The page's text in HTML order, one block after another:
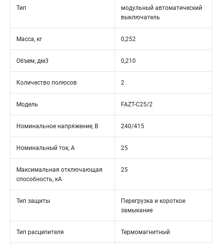
Тип
модульный автоматический
выключатель
Масса, кг 0,252
Объем, дм3 0,210
Количество полюсов 2
Модель FAZT-C25/2
Номинальное напряжение, В 240/415
Номинальный ток, А 25
Максимальная отключающая
способность, кА
25
Тип защиты
Перегрузка и короткое
замыкание
Тип расцепителя Термомагнитный